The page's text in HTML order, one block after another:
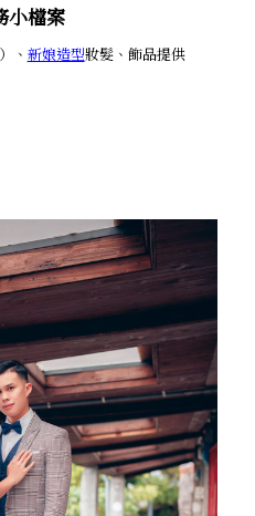
檔案
、 新娘造型妝髮、飾品提供